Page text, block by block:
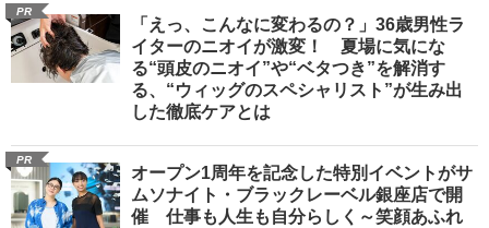
PR
「えっ、こんなに変わるの？」36歳男性ラ
イターのニオイが激変！ 夏場に気にな
る“頭皮のニオイ”や“ベタつき”を解消す
る、“ウィッグのスペシャリスト”が生み出
した徹底ケアとは
PR
オープン1周年を記念した特別イベントがサ
ムソナイト・ブラックレーベル銀座店で開
催 仕事も人生も自分らしく～笑顔あふれ